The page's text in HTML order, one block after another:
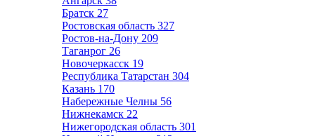
Братск 27
Ростовская область 327
Ростов-на-Дону 209
Таганрог 26
Новочеркасск 19
Республика Татарстан 304
Казань 170
Набережные Челны 56
Нижнекамск 22
Нижегородская область 301